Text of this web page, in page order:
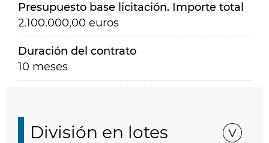
Presupuesto base licitación. Importe total
2.100.000,00 euros
Duración del contrato
10 meses
División en lotes